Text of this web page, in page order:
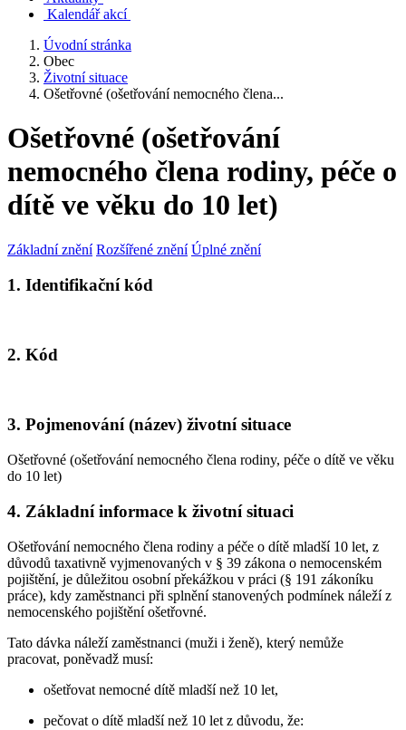
Kalendář akcí
Úvodní stránka
Obec
Životní situace
Ošetřovné (ošetřování nemocného člena...
Ošetřovné (ošetřování
nemocného člena rodiny, péče o
dítě ve věku do 10 let)
Základní znění Rozšířené znění Úplné znění
1. Identifikační kód
2. Kód
3. Pojmenování (název) životní situace
Ošetřovné (ošetřování nemocného člena rodiny, péče o dítě ve věku
do 10 let)
4. Základní informace k životní situaci
Ošetřování nemocného člena rodiny a péče o dítě mladší 10 let, z
důvodů taxativně vyjmenovaných v § 39 zákona o nemocenském
pojištění, je důležitou osobní překážkou v práci (§ 191 zákoníku
práce), kdy zaměstnanci při splnění stanovených podmínek náleží z
nemocenského pojištění ošetřovné.
Tato dávka náleží zaměstnanci (muži i ženě), který nemůže
pracovat, poněvadž musí:
ošetřovat nemocné dítě mladší než 10 let,
pečovat o dítě mladší než 10 let z důvodu, že: